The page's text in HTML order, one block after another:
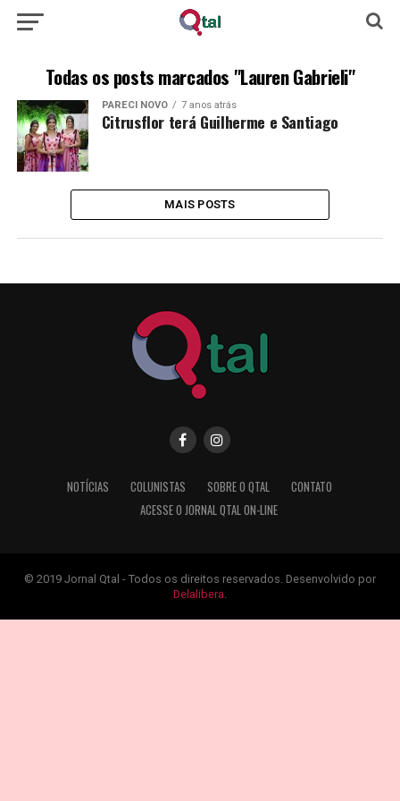
Todas os posts marcados "Lauren Gabrieli"
PARECI NOVO 7 anos atrás
Citrusflor terá Guilherme e Santiago
MAIS POSTS
NOTÍCIAS COLUNISTAS SOBRE O QTAL
CONTATO
ACESSE O JORNAL QTAL ON-LINE
© 2019 Jornal Qtal - Todos os direitos reservados. Desenvolvido por
Delalibera.